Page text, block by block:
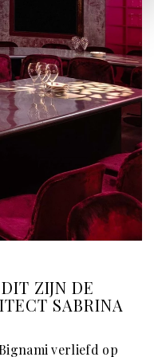
ZIJN DE
SABRINA
verliefd op